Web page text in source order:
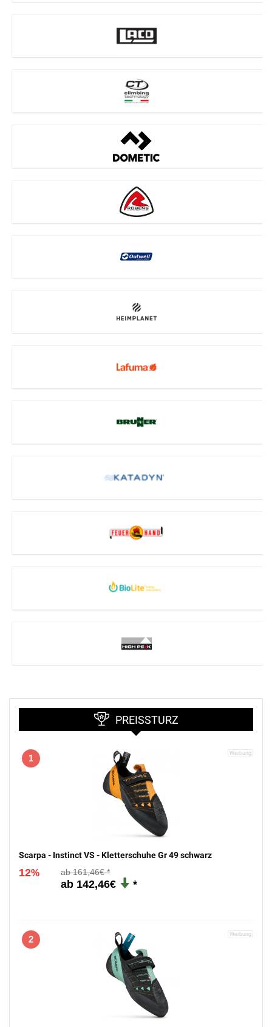
PREISSTURZ
1
Scarpa - Instinct VS - Kletterschuhe Gr 49 schwarz
12% 161,46€
142,46€
2